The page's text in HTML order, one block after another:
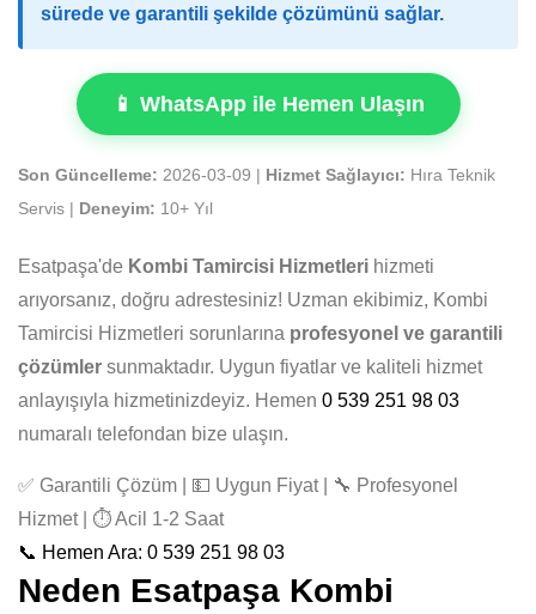
sürede ve garantili şekilde çözümünü sağlar.
📱 WhatsApp ile Hemen Ulaşın
Son Güncelleme: 2026-03-09 | Hizmet Sağlayıcı: Hıra Teknik
Servis |
Deneyim: 10+ Yıl
Esatpaşa'de Kombi Tamircisi Hizmetleri hizmeti
arıyorsanız, doğru adrestesiniz! Uzman ekibimiz, Kombi
Tamircisi Hizmetleri sorunlarına profesyonel ve garantili
çözümler sunmaktadır. Uygun fiyatlar ve kaliteli hizmet
anlayışıyla hizmetinizdeyiz. Hemen 0 539 251 98 03
numaralı telefondan bize ulaşın.
✅ Garantili Çözüm | 💵 Uygun Fiyat | 🔧 Profesyonel
Hizmet | ⏱️ Acil 1-2 Saat
📞 Hemen Ara: 0 539 251 98 03
Neden Esatpaşa Kombi